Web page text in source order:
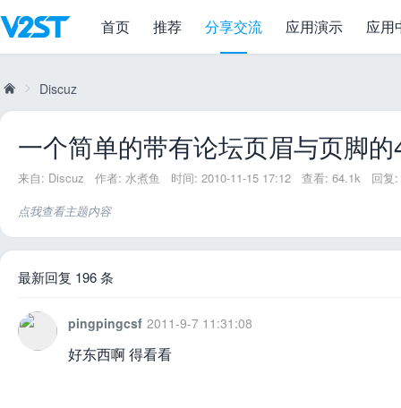
首页 推荐 分享交流 应用演示 应用
一个简单的带有论坛页眉与页脚的404页
Discuz
一个简单的带有论坛页眉与页脚
来自: Discuz 作者: 水煮鱼 时间: 2010-11-15 17:12 查看: 64.1k
回复
点我查看主题内容
最新回复 196 条
pingpingcsf 2011-9-7 11:31:08
好东西啊 得看看